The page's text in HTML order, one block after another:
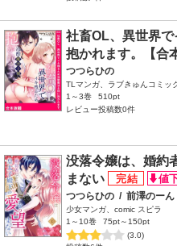
社畜OL、異世界
抱かれます。【合
つつらひの
TLマンガ、ラブきゅんコミッ
1～3巻
510pt
レビュー投稿数0件
没落令嬢は、婚約
まない
つつらひの / 前澤のーん
少女マンガ、comic スピラ
1～10巻
75pt～150pt
(3.0)